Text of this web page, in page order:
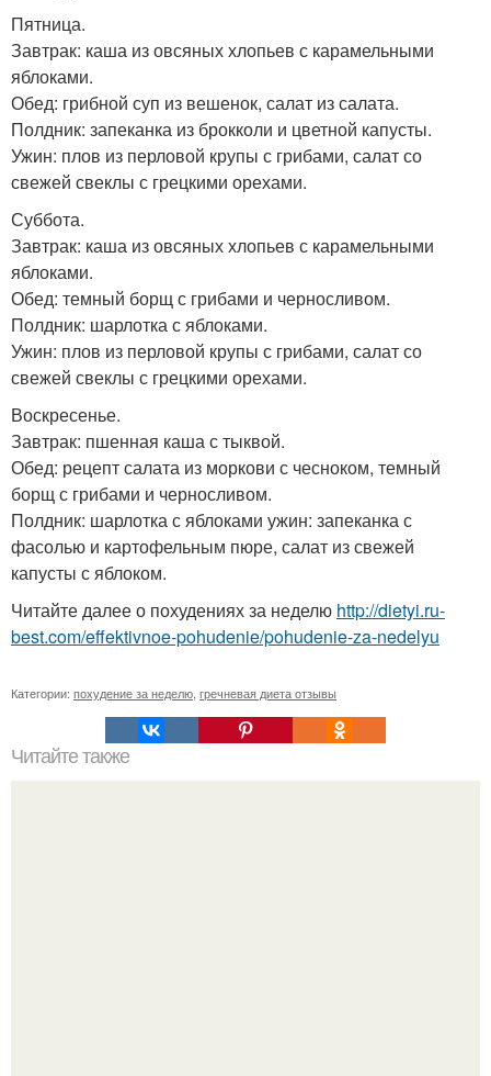
Пятница.
Завтрак: каша из овсяных хлопьев с карамельными
яблоками.
Обед: грибной суп из вешенок, салат из салата.
Полдник: запеканка из брокколи и цветной капусты.
Ужин: плов из перловой крупы с грибами, салат со
свежей свеклы с грецкими орехами.
Суббота.
Завтрак: каша из овсяных хлопьев с карамельными
яблоками.
Обед: темный борщ с грибами и черносливом.
Полдник: шарлотка с яблоками.
Ужин: плов из перловой крупы с грибами, салат со
свежей свеклы с грецкими орехами.
Воскресенье.
Завтрак: пшенная каша с тыквой.
Обед: рецепт салата из моркови с чесноком, темный
борщ с грибами и черносливом.
Полдник: шарлотка с яблоками ужин: запеканка с
фасолью и картофельным пюре, салат из свежей
капусты с яблоком.
Читайте далее о похудениях за неделю http://dietyi.ru-
best.com/effektivnoe-pohudenie/pohudenie-za-nedelyu
Категории: похудение за неделю гречневая диета отзывы
Читайте также